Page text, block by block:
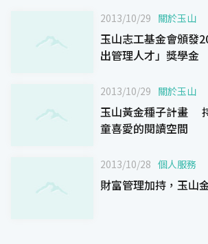
2013/10/29 關於玉山
玉山志工基金會頒發
出管理人才」獎學金
2013/10/29 關於玉山
玉山黃金種子計畫
童喜愛的閱讀空間
2013/10/28 個人服務
財富管理加持，玉山